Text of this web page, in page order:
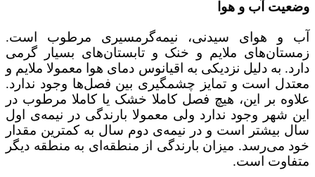
وضعیت آب‌ و‌ هوا
آب و هوای سیدنی، نیمه‌گرمسیری مرطوب است.
زمستان‌های ملایم و خنک و تابستان‌های بسیار گرمی
دارد. به دلیل نزدیکی به اقیانوس دمای هوا معمولا ملایم و
معتدل است و تمایز چشمگیری بین فصل‌ها وجود ندارد.
علاوه بر این، هیچ فصل کاملا خشک یا کاملا مرطوب در
این شهر وجود ندارد ولی معمولا بارندگی در نیمه‌ی اول
سال بیشتر است و در نیمه‌ی دوم سال به کمترین مقدار
خود می‌رسد. میزان بارندگی از منطقه‌ای به منطقه‌ دیگر
متفاوت است.